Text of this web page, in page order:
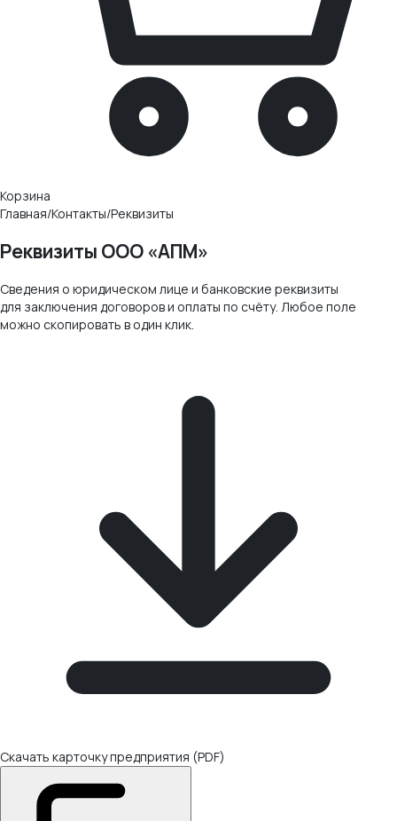
Корзина
Главная/Контакты/Реквизиты
Реквизиты ООО «АПМ»
Сведения о юридическом лице и банковские реквизиты
для заключения договоров и оплаты по счёту. Любое поле
можно скопировать в один клик.
Скачать карточку предприятия (PDF)